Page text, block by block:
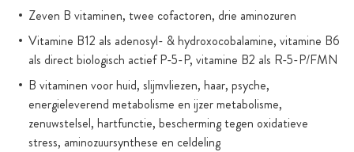
Zeven B vitaminen, twee cofactoren, drie aminozuren
Vitamine B12 als adenosyl- & hydroxocobalamine, vitamine B6
als direct biologisch actief P-5-P, vitamine B2 als R-5-P/FMN
B vitaminen voor huid, slijmvliezen, haar, psyche,
energieleverend metabolisme en ijzer metabolisme,
zenuwstelsel, hartfunctie, bescherming tegen oxidatieve
stress, aminozuursynthese en celdeling